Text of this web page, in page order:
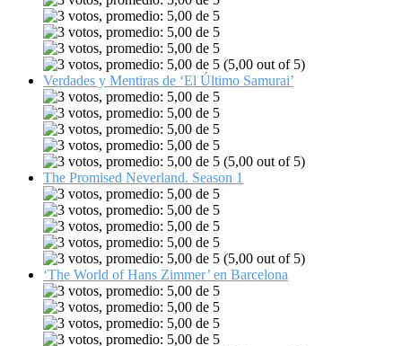
(5,00 out of 5)
Verdades y Mentiras de ‘El Último Samurai’
(5,00 out of 5)
The Promised Neverland. Season 1
(5,00 out of 5)
‘The World of Hans Zimmer’ en Barcelona